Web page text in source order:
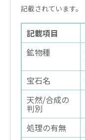
記載されています。
記載項目
鉱物種
宝石名
天然/合成の
判別
処理の有無